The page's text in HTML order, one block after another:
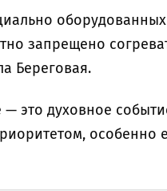
оборудованных
запрещено
Береговая.
это духовное
особенно